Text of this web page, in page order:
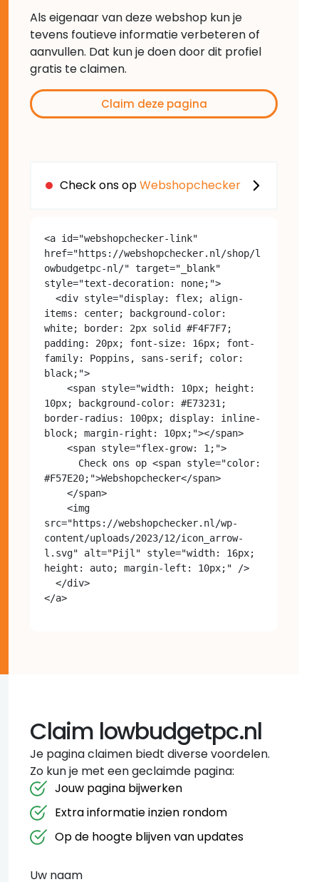
Als eigenaar van deze webshop kun je
tevens foutieve informatie verbeteren of
aanvullen. Dat kun je doen door dit profiel
gratis te claimen.
Claim deze pagina
Check ons opWebshopchecker
<a id="webshopchecker-link"
href="https://webshopchecker.nl/shop/l
owbudgetpc-nl/" target="_blank"
style="text-decoration: none;">
items: center; background-color:
white; border: 2px solid #F4F7F7;
padding: 20px; font-size: 16px; font-
family: Poppins, sans-serif; color:
black;">
10px; background-color: #E73231;
border-radius: 100px; display: inline-
block; margin-right: 10px;"></span>
#F57E20;">Webshopchecker</span>
src="https://webshopchecker.nl/wp-
content/uploads/2023/12/icon_arrow-
l.svg" alt="Pijl" style="width: 16px;
height: auto; margin-left: 10px;" />
Claim lowbudgetpc.nl
Je pagina claimen biedt diverse voordelen.
Zo kun je met een geclaimde pagina:
Jouw pagina bijwerken
Extra informatie inzien rondom
Op de hoogte blijven van updates
Uw naam